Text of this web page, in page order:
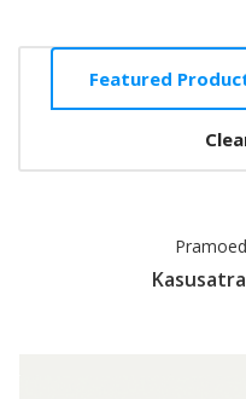
Featured